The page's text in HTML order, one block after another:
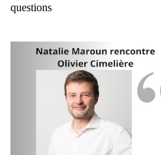
questions